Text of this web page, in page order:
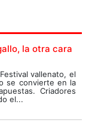
la otra cara
vallenato, el
se convierte en la
Criadores
el...